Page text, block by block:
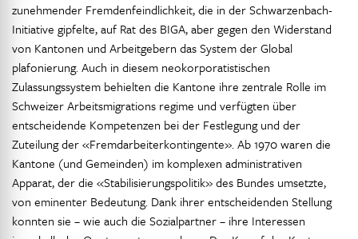
zunehmender Fremdenfeindlichkeit, die in der Schwarzenbach-
Initiative gipfelte, auf Rat des BIGA, aber gegen den Widerstand
von Kantonen und Arbeitgebern das System der Global
plafonierung. Auch in diesem neokorporatistischen
Zulassungssystem behielten die Kantone ihre zentrale Rolle im
Schweizer Arbeitsmigrations regime und verfügten über
entscheidende Kompetenzen bei der Festlegung und der
Zuteilung der «Fremdarbeiterkontingente». Ab 1970 waren die
Kantone (und Gemeinden) im komplexen administrativen
Apparat, der die «Stabilisierungspolitik» des Bundes umsetzte,
von eminenter Bedeutung. Dank ihrer entscheidenden Stellung
konnten sie – wie auch die Sozialpartner – ihre Interessen